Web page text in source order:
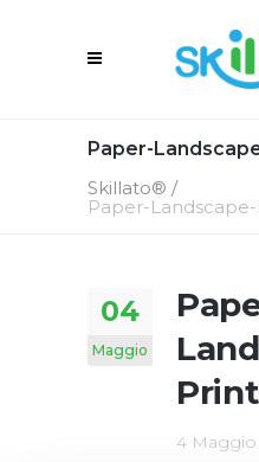
Paper-
Skillato® /
Paper-
04
Maggio
4 Maggio